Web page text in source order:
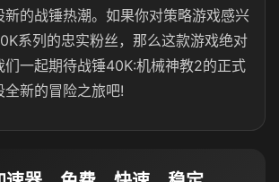
新的战锤热潮。如果你对策略游戏感兴
系列的忠实粉丝，那么这款游戏绝对
们一起期待战锤40K:机械神教2的正式
新的冒险之旅吧!